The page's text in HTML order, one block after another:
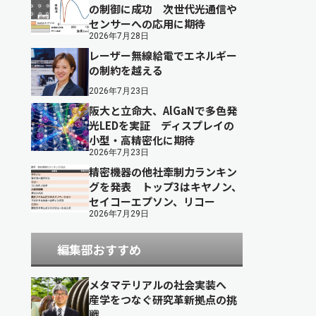
の制御に成功 次世代光通信や
センサーへの応用に期待
2026年7月28日
レーザー無線給電でエネルギー
の制約を越える
2026年7月23日
阪大と立命大、AlGaNで多色発
光LEDを実証 ディスプレイの
小型・高精密化に期待
2026年7月23日
精密機器の他社牽制力ランキン
グを発表 トップ3はキヤノン、
セイコーエプソン、リコー
2026年7月29日
編集部おすすめ
メタマテリアルの社会実装へ
産学をつなぐ研究革新拠点の挑